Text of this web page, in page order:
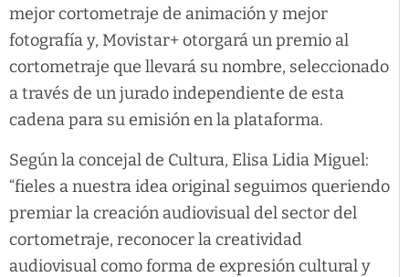
mejor cortometraje de animación y mejor
fotografía y, Movistar+ otorgará un premio al
cortometraje que llevará su nombre, seleccionado
a través de un jurado independiente de esta
cadena para su emisión en la plataforma.
Según la concejal de Cultura, Elisa Lidia Miguel:
“fieles a nuestra idea original seguimos queriendo
premiar la creación audiovisual del sector del
cortometraje, reconocer la creatividad
audiovisual como forma de expresión cultural y